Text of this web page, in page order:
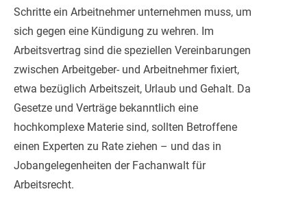
Schritte ein Arbeitnehmer unternehmen muss, um
sich gegen eine Kündigung zu wehren. Im
Arbeitsvertrag sind die speziellen Vereinbarungen
zwischen Arbeitgeber- und Arbeitnehmer fixiert,
etwa bezüglich Arbeitszeit, Urlaub und Gehalt. Da
Gesetze und Verträge bekanntlich eine
hochkomplexe Materie sind, sollten Betroffene
einen Experten zu Rate ziehen – und das in
Jobangelegenheiten der Fachanwalt für
Arbeitsrecht.